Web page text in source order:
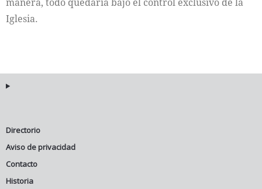
Iglesia.
Directorio
Aviso de privacidad
Contacto
Historia